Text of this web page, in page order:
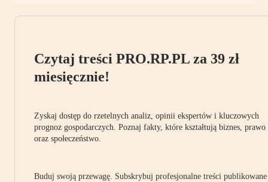
Czytaj treści PRO.RP.PL za 39 zł
miesięcznie!
Zyskaj dostęp do rzetelnych analiz, opinii ekspertów i kluczowych
prognoz gospodarczych. Poznaj fakty, które kształtują biznes, prawo
oraz społeczeństwo.
Buduj swoją przewagę. Subskrybuj profesjonalne treści publikowane